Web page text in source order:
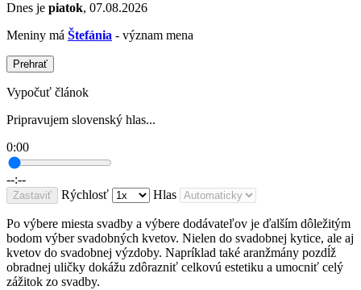
Dnes je piatok, 07.08.2026
Meniny má Štefánia - význam mena
Prehrať
Vypočuť článok
Pripravujem slovenský hlas...
0:00
--:--
Zastaviť Rýchlosť Hlas
Po výbere miesta svadby a výbere dodávateľov je ďalším dôležitým
bodom výber svadobných kvetov. Nielen do svadobnej kytice, ale aj
kvetov do svadobnej výzdoby. Napríklad také aranžmány pozdĺž
obradnej uličky dokážu zdôrazniť celkovú estetiku a umocniť celý
zážitok zo svadby.